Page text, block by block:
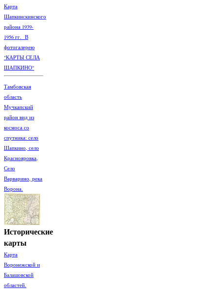
Карта
Шапкинскинского
района 1939-
1956 гг. В
фотогалерею
"КАРТЫ СЕЛА
ШАПКИНО"
Тамбовская
область
Мучкапский
район вид из
космоса со
спутника: село
Шапкино, село
Краснояровка,
Село
Варварино, река
Ворона.
Исторические
карты
Карта
Воронежской и
Балашовской
областей.